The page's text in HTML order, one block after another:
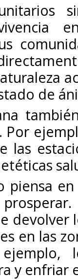
de
Por
las
piensa
devolver
en las
y enfriar